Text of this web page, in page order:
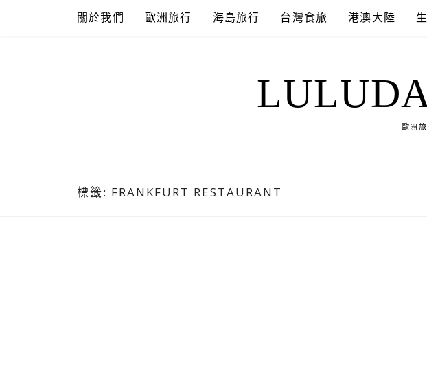
關於我們 歐洲旅行 海島旅行 台灣食旅 港澳大陸
歐洲
標籤: FRANKFURT RESTAURANT